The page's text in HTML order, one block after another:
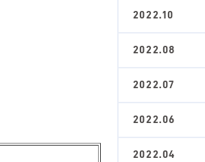
2022.10
2022.08
2022.07
2022.06
2022.04